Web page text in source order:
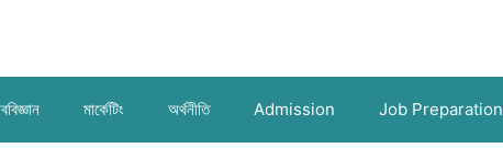
মার্কেটিং অর্থনীতি Admission Job Preparation